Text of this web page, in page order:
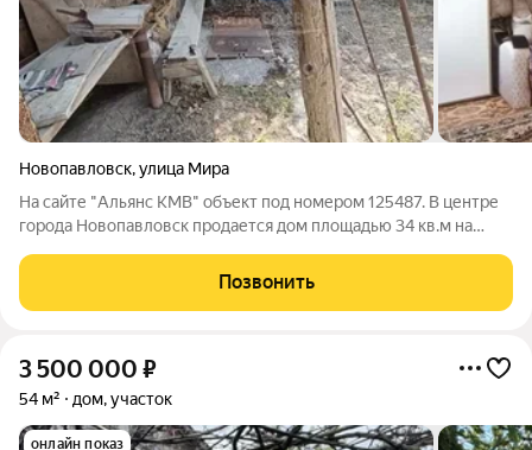
Новопавловск,улица Мира
На сайте "Альянс КМВ" объект под номером 125487. В центре
города Новопавловск продается дом площадью 34 кв.м на
изолированной комнаты, просторного зала и смежной
комнаты. Мебель частично
Позвонить
3 500 000 ₽
54 м² дом, участок
онлайн показ